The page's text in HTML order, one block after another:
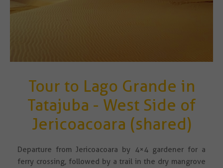
Tour to Lago Grande in
Tatajuba - West Side of
Jericoacoara (shared)
Departure from Jericoacoara by 4×4 gardener for a
ferry crossing, followed by a trail in the dry mangrove